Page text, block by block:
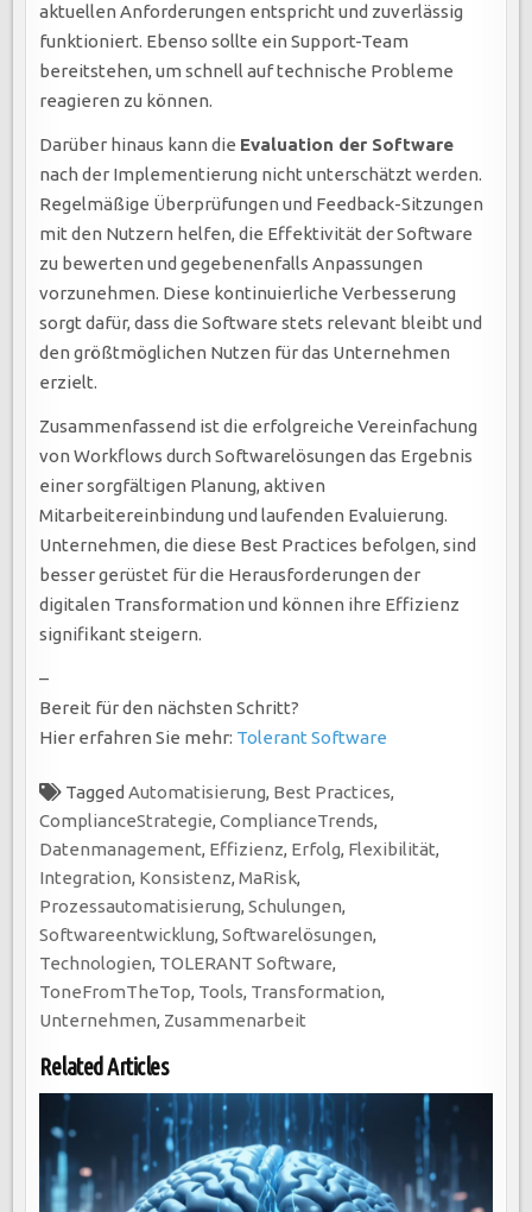
aktuellen Anforderungen entspricht und zuverlässig
funktioniert. Ebenso sollte ein Support-Team
bereitstehen, um schnell auf technische Probleme
reagieren zu können.
Darüber hinaus kann die Evaluation der Software
nach der Implementierung nicht unterschätzt werden.
Regelmäßige Überprüfungen und Feedback-Sitzungen
mit den Nutzern helfen, die Effektivität der Software
zu bewerten und gegebenenfalls Anpassungen
vorzunehmen. Diese kontinuierliche Verbesserung
sorgt dafür, dass die Software stets relevant bleibt und
den größtmöglichen Nutzen für das Unternehmen
erzielt.
Zusammenfassend ist die erfolgreiche Vereinfachung
von Workflows durch Softwarelösungen das Ergebnis
einer sorgfältigen Planung, aktiven
Mitarbeitereinbindung und laufenden Evaluierung.
Unternehmen, die diese Best Practices befolgen, sind
besser gerüstet für die Herausforderungen der
digitalen Transformation und können ihre Effizienz
signifikant steigern.
–
Bereit für den nächsten Schritt?
Hier erfahren Sie mehr: Tolerant Software
TaggedAutomatisierung, Best Practices,
ComplianceStrategie,ComplianceTrends,
Datenmanagement, Effizienz, Erfolg, Flexibilität,
Integration, Konsistenz,MaRisk,
Prozessautomatisierung,Schulungen,
Softwareentwicklung,Softwarelösungen,
Technologien, TOLERANT Software,
ToneFromTheTop, Tools, Transformation,
Unternehmen, Zusammenarbeit
Related Articles